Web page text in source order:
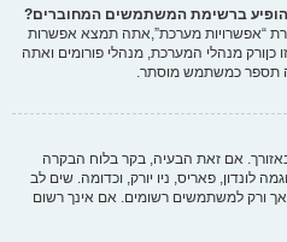
ברשימת המשתמשים המחוברים?
“אפשרויות מערכת”,אתה תמצא אפשרות
כןורק מנהלי המערכת, מנהלי פורומים ואתה
תספר כמשתמש מוסתר.
אם זאת הבעיה, בקר בלוח הבקרה
לונדון, פאריס, ניו יורק, וכדומה. שים לב
אך ורק למשתמשים רשומים. אם אינך רשום